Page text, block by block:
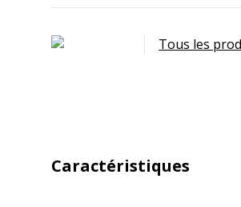
Tous les
Caractéristiques